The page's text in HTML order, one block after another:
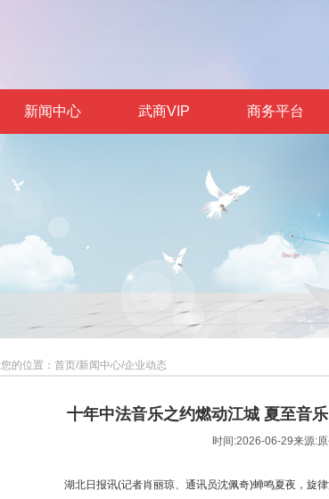
新闻中心 武商VIP 商务平台
您的位置： 首页/新闻中心/企业动态
十年中法音乐之约燃动江城 夏至音
时间:2026-06-29来源:
湖北日报讯(记者肖丽琼、通讯员沈佩奇)蝉鸣夏夜，旋